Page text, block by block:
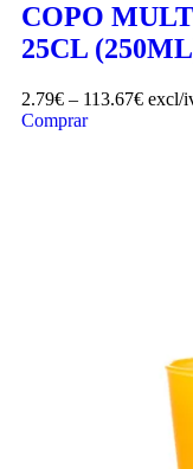
COPO
25CL
2.79€ – 113.67€ excl/
Comprar